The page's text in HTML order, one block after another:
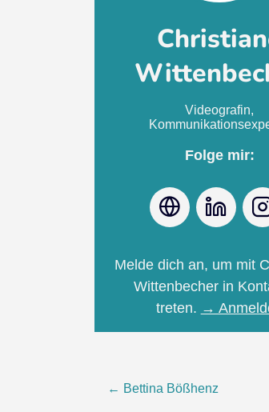
Videografin,
Folge mir:
Webseite
Melde dich an, um mit
Wittenbecher in
treten. →
← Bettina Bößhenz